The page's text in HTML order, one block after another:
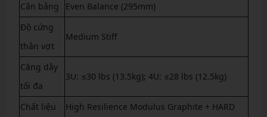
Cân bằng
Even Balance (295mm)
Độ cứng
thân vợt
Medium Stiff
Căng dây
tối đa
3U: ≤30 lbs (13.5kg); 4U: ≤28 lbs (12.5kg)
Chất liệu
High Resilience Modulus Graphite + HARD